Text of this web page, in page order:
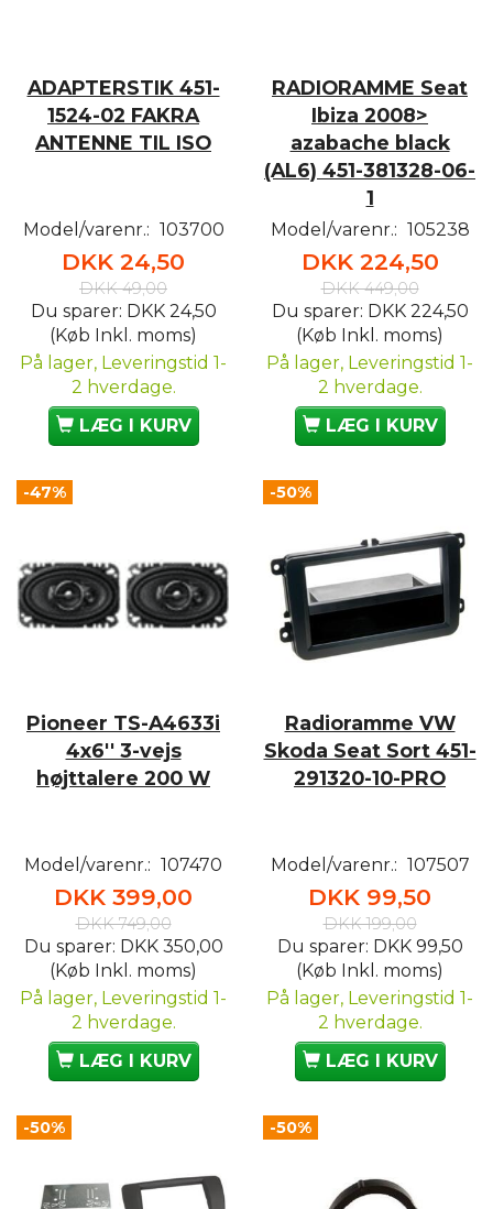
ADAPTERSTIK 451-
1524-02 FAKRA
ANTENNE TIL ISO
Model/varenr.: 103700
DKK 24,50
DKK 49,00
Du sparer: DKK 24,50
(Køb Inkl. moms)
På lager, Leveringstid 1-
2 hverdage.
LÆG I KURV
RADIORAMME Seat
Ibiza 2008>
azabache black
(AL6) 451-381328-06-
1
Model/varenr.: 105238
DKK 224,50
DKK 449,00
Du sparer: DKK 224,50
(Køb Inkl. moms)
På lager, Leveringstid 1-
2 hverdage.
LÆG I KURV
-47%
Pioneer TS-A4633i
4x6'' 3-vejs
højttalere 200 W
Model/varenr.: 107470
DKK 399,00
DKK 749,00
Du sparer: DKK 350,00
(Køb Inkl. moms)
På lager, Leveringstid 1-
2 hverdage.
LÆG I KURV
-50%
Radioramme VW
Skoda Seat Sort 451-
291320-10-PRO
Model/varenr.: 107507
DKK 99,50
DKK 199,00
Du sparer: DKK 99,50
(Køb Inkl. moms)
På lager, Leveringstid 1-
2 hverdage.
LÆG I KURV
-50% -50%